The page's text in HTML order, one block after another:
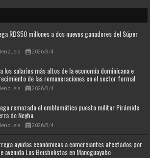
RD$50 millones a dos nuevos ganadores del Súper
2026/8/4
los salarios más altos de la economía dominicana e
de las remuneraciones en el sector formal
2026/8/4
remozado el emblemático puesto militar Pirámide
de Neyba
2026/8/4
ayudas económicas a comerciantes afectados por
avenida Los Beisbolistas en Manoguayabo